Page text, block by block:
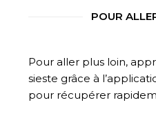
POUR
Pour aller plus loin,
sieste grâce à
pour récupérer